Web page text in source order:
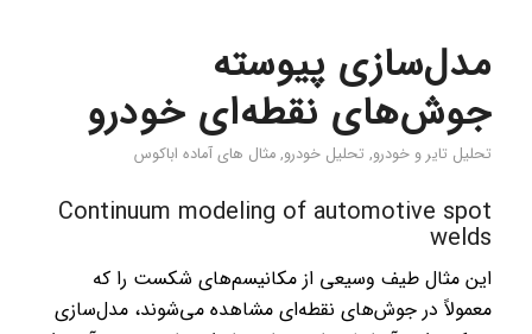
مدل‌سازی پیوسته
جوش‌های نقطه‌ای خودرو
تحلیل تایر و خودرو, تحلیل خودرو, مثال های آماده اباکوس
Continuum modeling of automotive spot
welds
این مثال طیف وسیعی از مکانیسم‌های شکست را که
معمولاً در جوش‌های نقطه‌ای مشاهده می‌شوند، مدل‌سازی